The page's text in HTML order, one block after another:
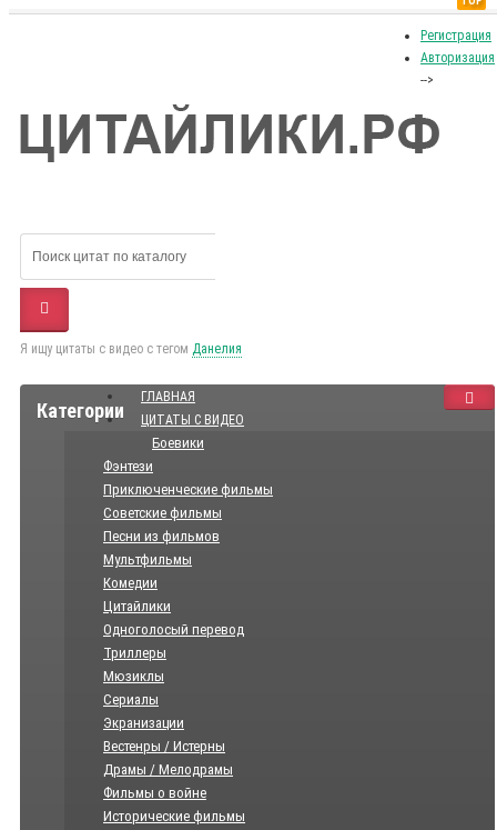
Регистрация
Авторизация
-->
Я ищу цитаты с видео с тегом Данелия
Категории
ГЛАВНАЯ
ЦИТАТЫ С ВИДЕО
Боевики
Фэнтези
Приключенческие фильмы
Советские фильмы
Песни из фильмов
Мультфильмы
Комедии
Цитайлики
Одноголосый перевод
Триллеры
Мюзиклы
Сериалы
Экранизации
Вестенры / Истерны
Драмы / Мелодрамы
Фильмы о войне
Исторические фильмы